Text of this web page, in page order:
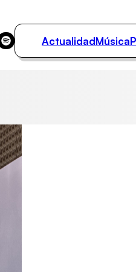
ActualidadMúsica